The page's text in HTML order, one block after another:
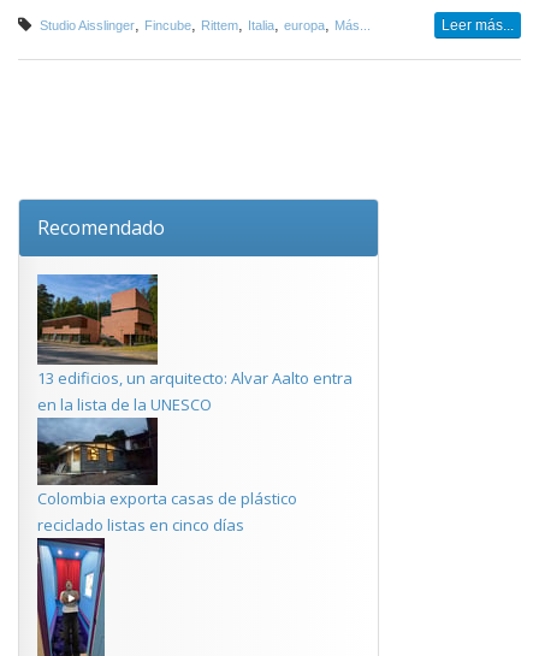
Studio Aisslinger Fincube Rittem Italia europa Más... Leer más...
Recomendado
13 edificios, un arquitecto: Alvar Aalto entra
en la lista de la UNESCO
Colombia exporta casas de plástico
reciclado listas en cinco días